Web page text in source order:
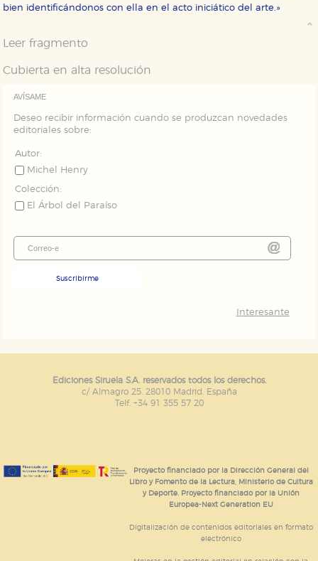
bien identificándonos con ella en el acto iniciático del arte.»
Leer fragmento
Cubierta en alta resolución
AVÍSAME
Deseo recibir información cuando se produzcan novedades
editoriales sobre:
Autor:
Michel Henry
Colección:
El Árbol del Paraíso
Suscribirme
Interesante
Ediciones Siruela S.A. reservados todos los derechos.
c/ Almagro 25. 28010 Madrid. España
Telf. +34 91 355 57 20
Proyecto financiado por la Dirección General del
Libro y Fomento de la Lectura, Ministerio de Cultura
y Deporte. Proyecto financiado por la Unión
Europea-Next Generation EU
Digitalización de contenidos editoriales en formato
electrónico
relevante para sus intereses en otros sitios. No
navegador y dispositivo de internet.